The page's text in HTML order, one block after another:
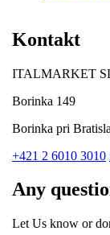
Kontakt
ITALMARKET
Borinka 149
Borinka pri
+421 2 6010 3010
Any
Let Us know or